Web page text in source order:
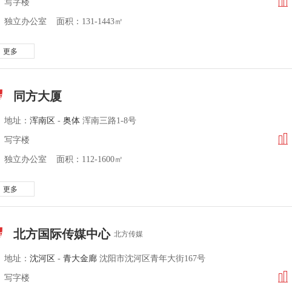
写字楼
独立办公室 面积：131-1443㎡
更多
同方大厦
地址： 浑南区 - 奥体 浑南三路1-8号
写字楼
独立办公室 面积：112-1600㎡
更多
北方国际传媒中心北方传媒
地址： 沈河区 - 青大金廊 沈阳市沈河区青年大街167号
写字楼